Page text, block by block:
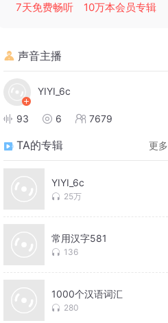
7天免费畅听
10万本会员专辑
声音主播
YIYI_6c
93 6 7679
TA的专辑 更多
YIYI_6c
25万
常用汉字581
136
1000个汉语词汇
280